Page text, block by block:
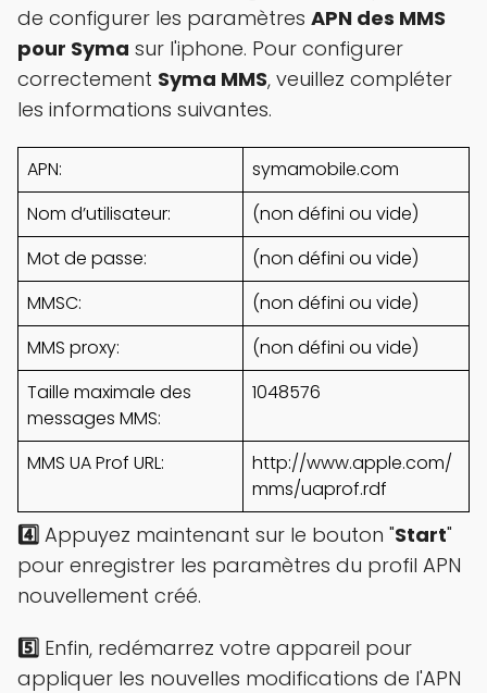
de configurer les paramètres APN des MMS
pour Syma sur l'iphone. Pour configurer
correctement Syma MMS, veuillez compléter
les informations suivantes.
APN:
symamobile.com
Nom d’utilisateur:
(non défini ou vide)
Mot de passe:
(non défini ou vide)
MMSC:
(non défini ou vide)
MMS proxy:
(non défini ou vide)
Taille maximale des
messages MMS:
1048576
MMS UA Prof URL:
http://www.apple.com/
mms/uaprof.rdf
4️⃣ Appuyez maintenant sur le bouton "Start"
pour enregistrer les paramètres du profil APN
nouvellement créé.
5️⃣ Enfin, redémarrez votre appareil pour
appliquer les nouvelles modifications de l'APN